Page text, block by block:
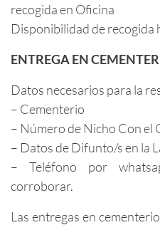
recogida en Oficina
Disponibilidad de recogida
ENTREGA EN
Datos necesarios para la
– Cementerio
– Número de Nicho Con el
– Datos de Difunto/s en la
– Teléfono por
corroborar.
Las entregas en